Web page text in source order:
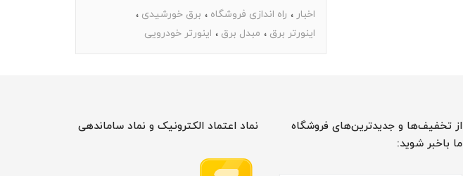
اخبار راه اندازی فروشگاه برق خورشیدی
اینورتر برق مبدل برق اینورتر خودرویی
از تخفیف‌ها و جدیدترین‌های فروشگاه
ما باخبر شوید:
نماد اعتماد الکترونیک و نماد ساماندهی